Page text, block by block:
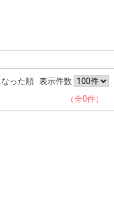
った順 表示件数
（全0件）